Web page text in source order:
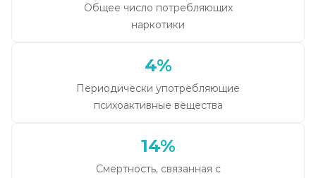
Общее число потребляющих
наркотики
4%
Периодически употребляющие
психоактивные вещества
14%
Смертность, связанная с